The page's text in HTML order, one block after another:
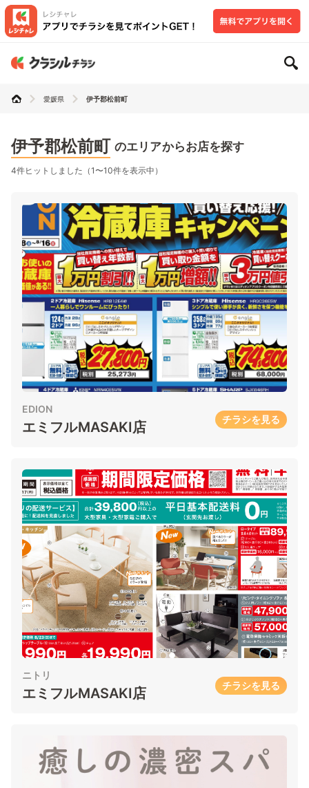
愛媛県 伊予郡松前町
伊予郡松前町 のエリアからお店を探す
4件ヒットしました（1〜10件を表示中）
EDION
エミフルMASAKI店 チラシを見る
ニトリ
エミフルMASAKI店 チラシを見る